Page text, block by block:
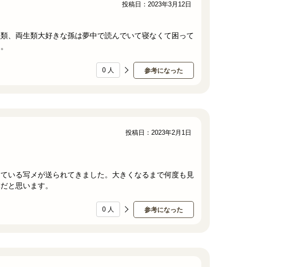
、両生類大好きな孫は夢中で読んでいて寝なくて困って
参考になった
0 人
投稿日：2023年3月12日
いる写メが送られてきました。大きくなるまで何度も見
と思います。
参考になった
0 人
投稿日：2023年2月1日